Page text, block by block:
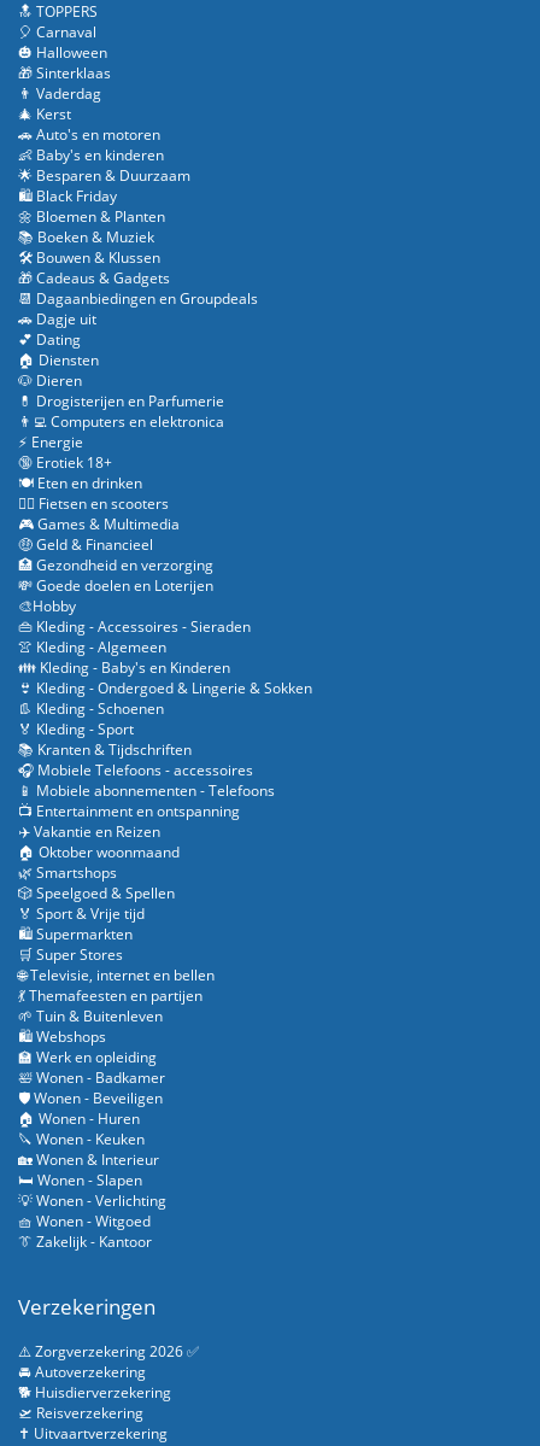
🔝 TOPPERS
🎈 Carnaval
🎃 Halloween
🎁 Sinterklaas
👨 Vaderdag
🎄 Kerst
🚗 Auto's en motoren
👶 Baby's en kinderen
🌟 Besparen & Duurzaam
🛍️ Black Friday
🌼 Bloemen & Planten
📚 Boeken & Muziek
🛠️ Bouwen & Klussen
🎁 Cadeaus & Gadgets
📆 Dagaanbiedingen en Groupdeals
🚗 Dagje uit
💕 Dating
🏠 Diensten
🐶 Dieren
💊 Drogisterijen en Parfumerie
👨‍💻 Computers en elektronica
⚡ Energie
🔞 Erotiek 18+
🍽️ Eten en drinken
🚴‍♂️ Fietsen en scooters
🎮 Games & Multimedia
🤑 Geld & Financieel
🏥 Gezondheid en verzorging
💸 Goede doelen en Loterijen
🎨Hobby
👜 Kleding - Accessoires - Sieraden
👚 Kleding - Algemeen
👪 Kleding - Baby's en Kinderen
👙 Kleding - Ondergoed & Lingerie & Sokken
👢 Kleding - Schoenen
🏅 Kleding - Sport
📚 Kranten & Tijdschriften
🎧 Mobiele Telefoons - accessoires
📱 Mobiele abonnementen - Telefoons
📺 Entertainment en ontspanning
✈️ Vakantie en Reizen
🏠 Oktober woonmaand
🌿 Smartshops
🎲 Speelgoed & Spellen
🏅 Sport & Vrije tijd
🛍️ Supermarkten
🛒 Super Stores
🌐 Televisie, internet en bellen
💃 Themafeesten en partijen
🌱 Tuin & Buitenleven
🛍️ Webshops
🏫 Werk en opleiding
🛀 Wonen - Badkamer
🛡️ Wonen - Beveiligen
🏠 Wonen - Huren
🔪 Wonen - Keuken
🏡 Wonen & Interieur
🛏️ Wonen - Slapen
💡 Wonen - Verlichting
🧺 Wonen - Witgoed
👔 Zakelijk - Kantoor
Verzekeringen
⚠️ Zorgverzekering 2026 ✅
🚘 Autoverzekering
🐕 Huisdierverzekering
🛫 Reisverzekering
✝️ Uitvaartverzekering